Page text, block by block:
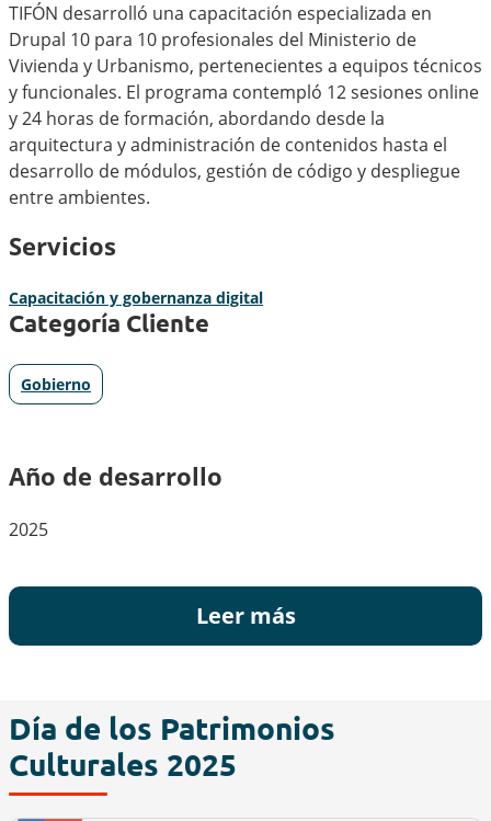
TIFÓN desarrolló una capacitación especializada en
Drupal 10 para 10 profesionales del Ministerio de
Vivienda y Urbanismo, pertenecientes a equipos técnicos
y funcionales. El programa contempló 12 sesiones online
y 24 horas de formación, abordando desde la
arquitectura y administración de contenidos hasta el
desarrollo de módulos, gestión de código y despliegue
entre ambientes.
Servicios
Capacitación y gobernanza digital
Categoría Cliente
Gobierno
Año de desarrollo
2025
Leer más
Día de los Patrimonios
Culturales 2025